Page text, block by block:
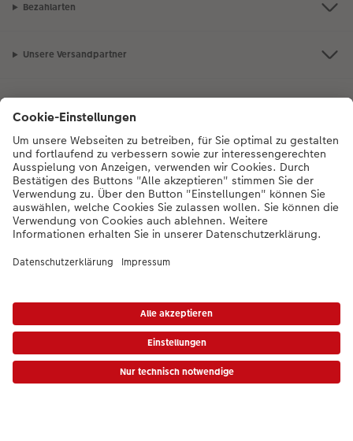
Bezahlarten
Unsere Versandpartner
Zertifizierungen & Initiativen
Unsere Empfehlungen
Mehr zum CEWE Fotoservice
* Die UVP gelten inkl. MwSt. zzgl. Versandkosten (ggf. auch bei Filialabholung) gem.
Preisliste